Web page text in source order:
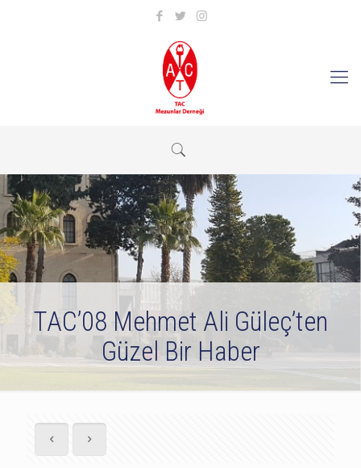
TAC’08 Mehmet Ali Güleç’ten
Güzel Bir Haber